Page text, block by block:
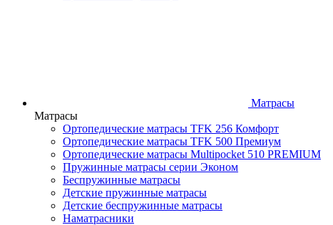
Матрасы
Матрасы
Ортопедические матрасы TFK 256 Комфорт
Ортопедические матрасы TFK 500 Премиум
Ортопедические матрасы Multipocket 510 PREMIUM
Пружинные матрасы серии Эконом
Беспружинные матрасы
Детские пружинные матрасы
Детские беспружинные матрасы
Наматрасники